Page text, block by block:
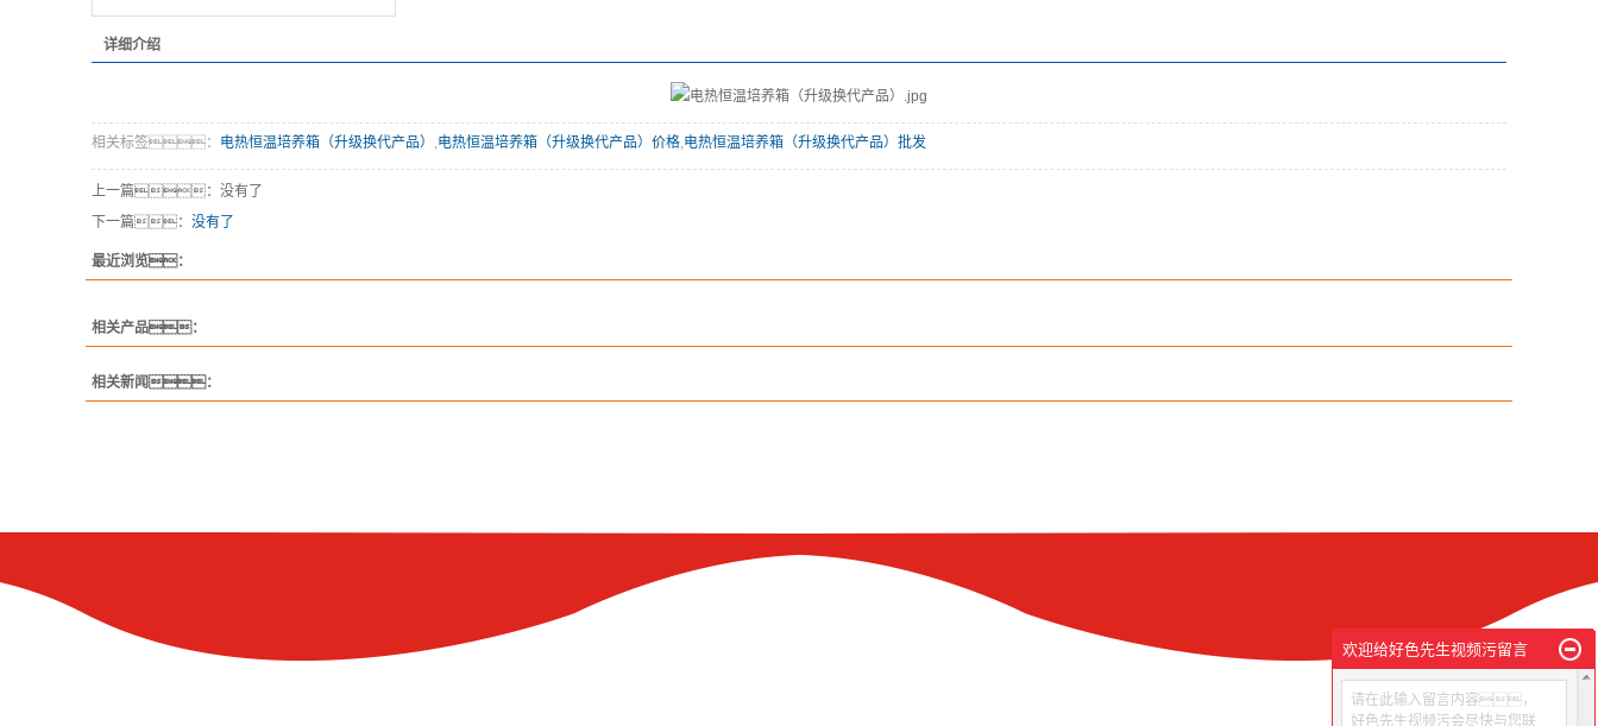
详细介绍
相关标签： 电热恒温培养箱（升级换代产品） ,电热恒温培养箱（升级换代产品）价格,电热恒温培养箱（升级换代产品）批发
上一篇：没有了
下一篇： 没有了
最近浏览：
相关产品：
相关新闻：
欢迎给好色先生视频污留言
请在此输入留言内容，
好色先生视频污会尽快与您联